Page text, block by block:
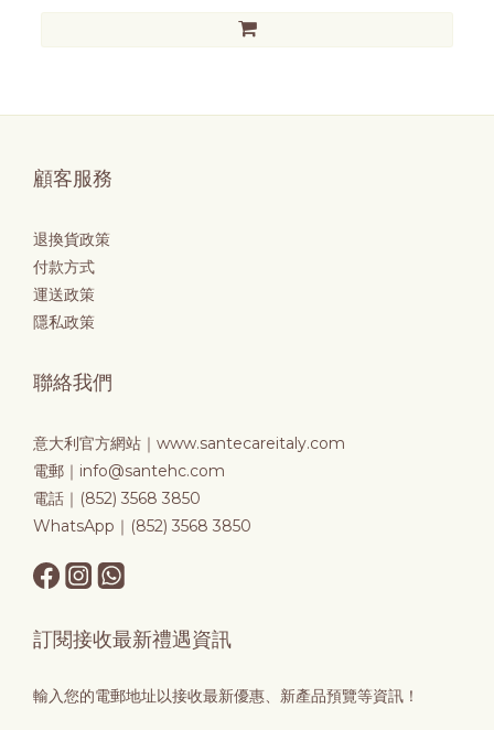
顧客服務
退換貨政策
付款方式
運送政策
隱私政策
聯絡我們
意大利官方網站｜ www.santecareitaly.com
電郵｜info@santehc.com
電話｜(852) 3568 3850
WhatsApp｜(852) 3568 3850
訂閱接收最新禮遇資訊
輸入您的電郵地址以接收最新優惠、新產品預覽等資訊！